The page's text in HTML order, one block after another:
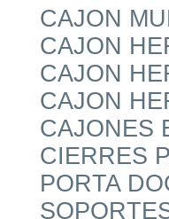
CAJON
CAJON
CAJON
CAJON
CAJONES
CIERRES
PORTA